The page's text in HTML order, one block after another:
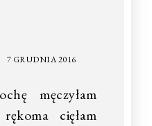
7 GRUDNIA 2016
męczyłam
cięłam